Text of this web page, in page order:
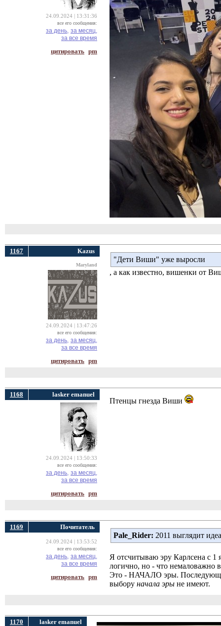
24.09.2024 | 13:31:36
все его сообщения:
за день, за месяц,
за все время
цитировать pm
1167 Kazus
Maryland
24.09.2024 | 13:47:26
все его сообщения:
за день, за месяц,
за все время
цитировать pm
"Дети Виши" уже выросли
, а как известно, вишенки от
1168 lasker emanuel
24.09.2024 | 13:50:33
все его сообщения:
за день, за месяц,
за все время
цитировать pm
Птенцы гнезда Виши
1169 Почитатель
24.09.2024 | 13:53:52
все его сообщения:
за день, за месяц,
за все время
цитировать pm
Pale_Rider: 2011 выглядит
Я отсчитываю эру Карлсена с 1
логично, но - что немаловажно
Это - НАЧАЛО эры.
выбору начала эры не имеют.
1170 lasker emanuel